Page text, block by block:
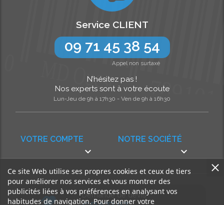
NOTRE SOCIÉTÉ

VOTRE COMPTE

Service CLIENT
09 71 45 38 54
Appel non surtaxé
N’hésitez pas !
Nos experts sont à votre écoute
Lun-Jeu de 9h à 17h30 - Ven de 9h à 16h30
Demande de devis
Ce site Web utilise ses propres cookies et ceux de tiers
pour améliorer nos services et vous montrer des
publicités liées à vos préférences en analysant vos
habitudes de navigation. Pour donner votre